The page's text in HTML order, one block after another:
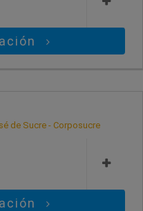
de Sucre - Corposucre